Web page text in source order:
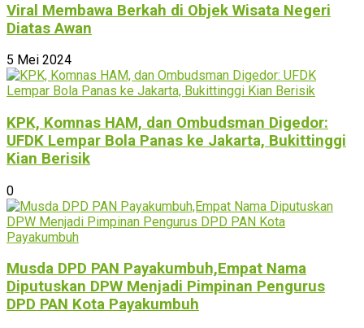
Viral Membawa Berkah di Objek Wisata Negeri
Diatas Awan
5 Mei 2024
KPK, Komnas HAM, dan Ombudsman Digedor:
UFDK Lempar Bola Panas ke Jakarta, Bukittinggi
Kian Berisik
0
Musda DPD PAN Payakumbuh,Empat Nama
Diputuskan DPW Menjadi Pimpinan Pengurus
DPD PAN Kota Payakumbuh